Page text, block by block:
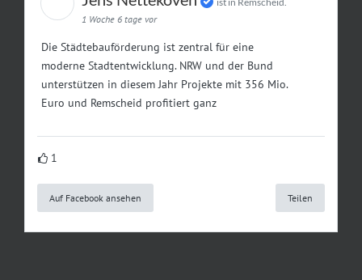
1 Woche 6 tage vor
Die Städtebauförderung ist zentral für eine
moderne Stadtentwicklung. NRW und der Bund
unterstützen in diesem Jahr Projekte mit 356 Mio.
Euro und Remscheid profitiert ganz
1
Auf Facebook ansehen Teilen